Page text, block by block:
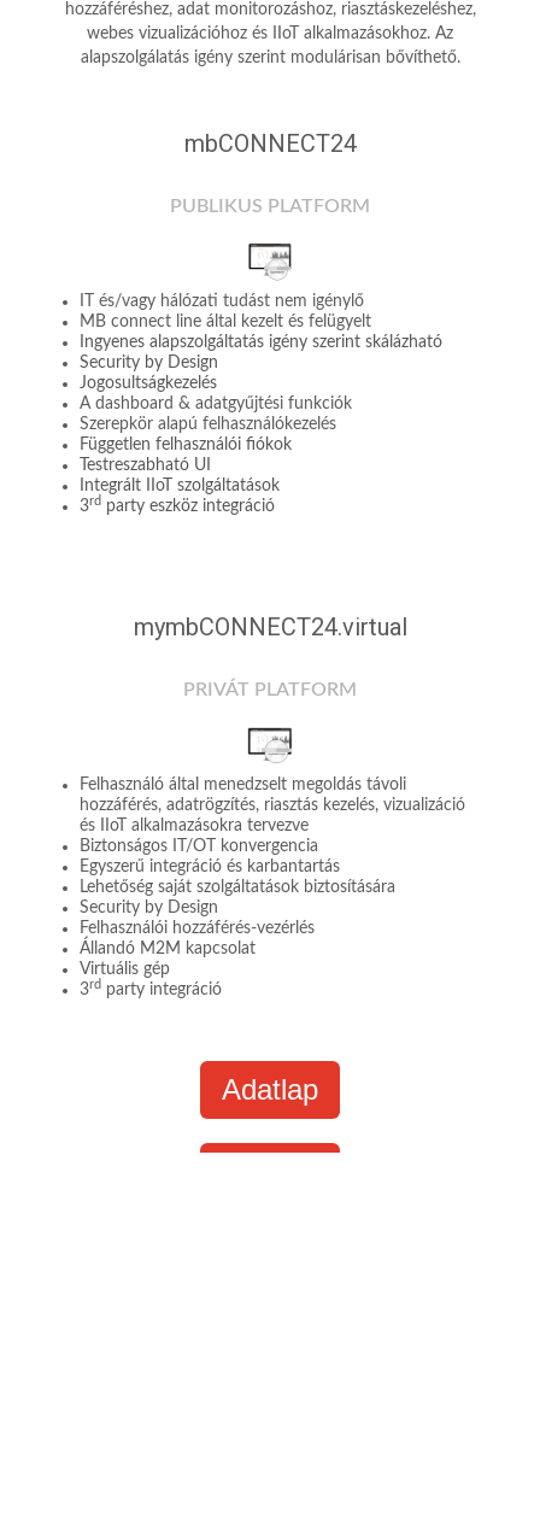
hozzáféréshez, adat monitorozáshoz, riasztáskezeléshez,
webes vizualizációhoz és IIoT alkalmazásokhoz. Az
alapszolgálatás igény szerint modulárisan bővíthető.
mbCONNECT24
PUBLIKUS PLATFORM
IT és/vagy hálózati tudást nem igénylő
MB connect line által kezelt és felügyelt
Ingyenes alapszolgáltatás igény szerint skálázható
Security by Design
Jogosultságkezelés
A dashboard & adatgyűjtési funkciók
Szerepkör alapú felhasználókezelés
Független felhasználói fiókok
Testreszabható UI
Integrált IIoT szolgáltatások
3rd party eszköz integráció
mymbCONNECT24.virtual
PRIVÁT PLATFORM
Felhasználó által menedzselt megoldás távoli
hozzáférés, adatrögzítés, riasztás kezelés, vizualizáció
és IIoT alkalmazásokra tervezve
Biztonságos IT/OT konvergencia
Egyszerű integráció és karbantartás
Lehetőség saját szolgáltatások biztosítására
Security by Design
Felhasználói hozzáférés-vezérlés
Állandó M2M kapcsolat
Virtuális gép
3rd party integráció
Adatlap